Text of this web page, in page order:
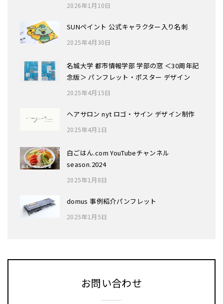
2026年1月10日
SUNペイント 公式キャラクター入り名刺
2025年4月30日
名城大学 都市情報学部 学部の窓 ＜30周年記
念版＞ パンフレット・ポスター デザイン
2025年4月15日
ヘアサロン nyt ロゴ・サイン デザイン制作
2025年4月1日
白ごはん.com YouTubeチャンネル
season.2024
2025年1月8日
domus 事例紹介パンフレット
2025年1月5日
お問い合わせ